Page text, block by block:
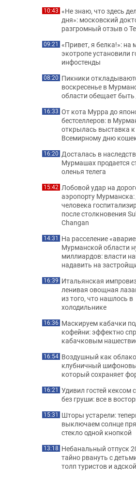
10:43 «Не знаю, что здесь
дня»: московский
разгромный отзыв о
09:21 «Привет, я белка!»: на
экотропе установили
инфостенды
08:20 Пикники
воскресенье в
области обещает
16:33 От кота Мурра до
бестселлеров: в
открылась выставка к
Всемирному дню
16:20 Досталась в
Мурмашах продается
оленья телега
15:42 Лобовой удар на
аэропорту Мурманска:
человека
после столкновения
Changan
14:31 На расселение
Мурманской области
миллиардов: власти
надавить на
16:39 Итальянская
ленивая овощная
из того, что нашлось в
холодильнике
16:36 Маскируем кабачки
кофейни: эффектно
кабачковым
16:54 Воздушный как
клубничный
который сохраняет
16:21 Удивил гостей кексом
без груши: все в
15:31 Шторы устарели:
выключаем солнце
стекло одной кнопкой
13:18 Небанальный отпуск
тайно рвануть с
толп туристов и